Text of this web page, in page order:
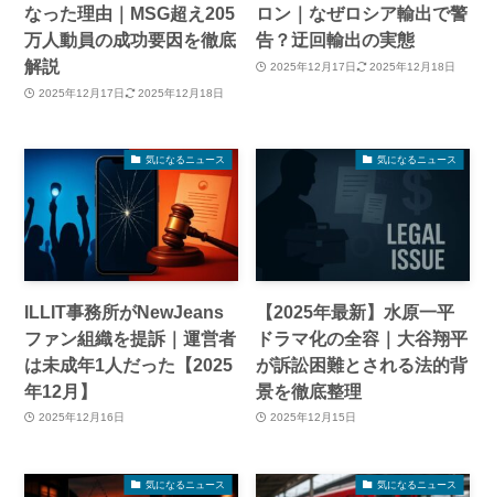
なった理由｜MSG超え205
万人動員の成功要因を徹底
解説
2025年12月17日 2025年12月18日
ロン｜なぜロシア輸出で警
告？迂回輸出の実態
2025年12月17日 2025年12月18日
気になるニュース
ILLIT事務所がNewJeans
ファン組織を提訴｜運営者
は未成年1人だった【2025
年12月】
2025年12月16日
気になるニュース
【2025年最新】水原一平
ドラマ化の全容｜大谷翔平
が訴訟困難とされる法的背
景を徹底整理
2025年12月15日
気になるニュース 気になるニュース